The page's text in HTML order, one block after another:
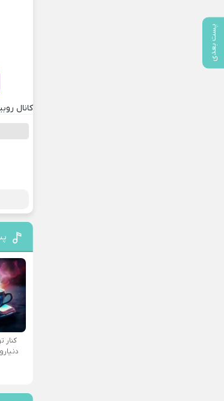
پست بعدی
کانال
کنار